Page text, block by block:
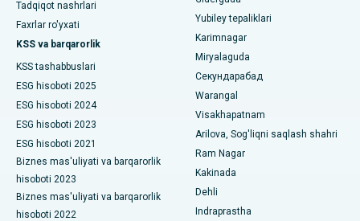
GS Road, Guwahati shahridagi eng yaxshi kasalxona
Hyderguda, Haydaroboddagi eng yaxshi shifoxona
Vijay Nagar, Indoredagi eng yaxshi shifoxona
Suryaraopeta Main Road, Kakinadadagi eng yaxshi kasalxona
Kalkutta shahridagi Kanal aylanma yo'lidagi eng yaxshi
shifoxona
CBD Belapur, Navi Mumbaydagi eng yaxshi shifoxona
Mulohaza miya stimulyatsiyasi
Peritoneal dializ
Buyrak biopsiyasi
Paratiroidektomiya
Seramika bilan umumiy tizzani almashtirish
ERCP
Tadqiqot nashrlari
Faxrlar ro'yxati
KSS va barqarorlik
KSS tashabbuslari
ESG hisoboti 2025
ESG hisoboti 2024
ESG hisoboti 2023
ESG hisoboti 2021
Biznes mas'uliyati va barqarorlik
hisoboti 2023
Biznes mas'uliyati va barqarorlik
hisoboti 2022
Yubiley tepaliklari
Karimnagar
Miryalaguda
Секундарабад
Warangal
Visakhapatnam
Arilova, Sog'liqni saqlash shahri
Ram Nagar
Kakinada
Dehli
Indraprastha